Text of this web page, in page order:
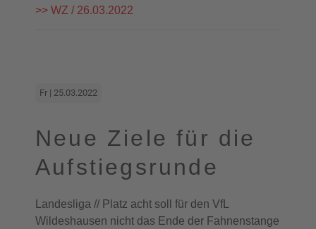
>> WZ / 26.03.2022
Fr | 25.03.2022
Neue Ziele für die
Aufstiegsrunde
Landesliga // Platz acht soll für den VfL
Wildeshausen nicht das Ende der Fahnenstange